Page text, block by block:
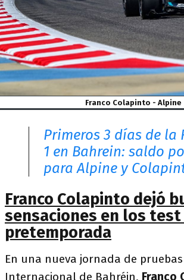
Franco Colapinto - Alpine
Primeros 3 días de la
1 en Bahrein: saldo
para Alpine y
Franco Colapinto dejó
sensaciones en los test
pretemporada
En una nueva jornada de
Internacional de Bahréin, Franco